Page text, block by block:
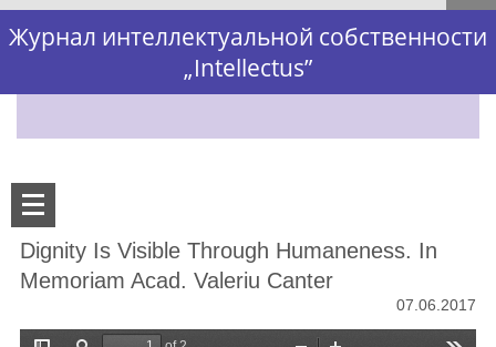
Журнал интеллектуальной собственности
„Intellectus”
Dignity Is Visible Through Humaneness. In
Memoriam Acad. Valeriu Canter
07.06.2017